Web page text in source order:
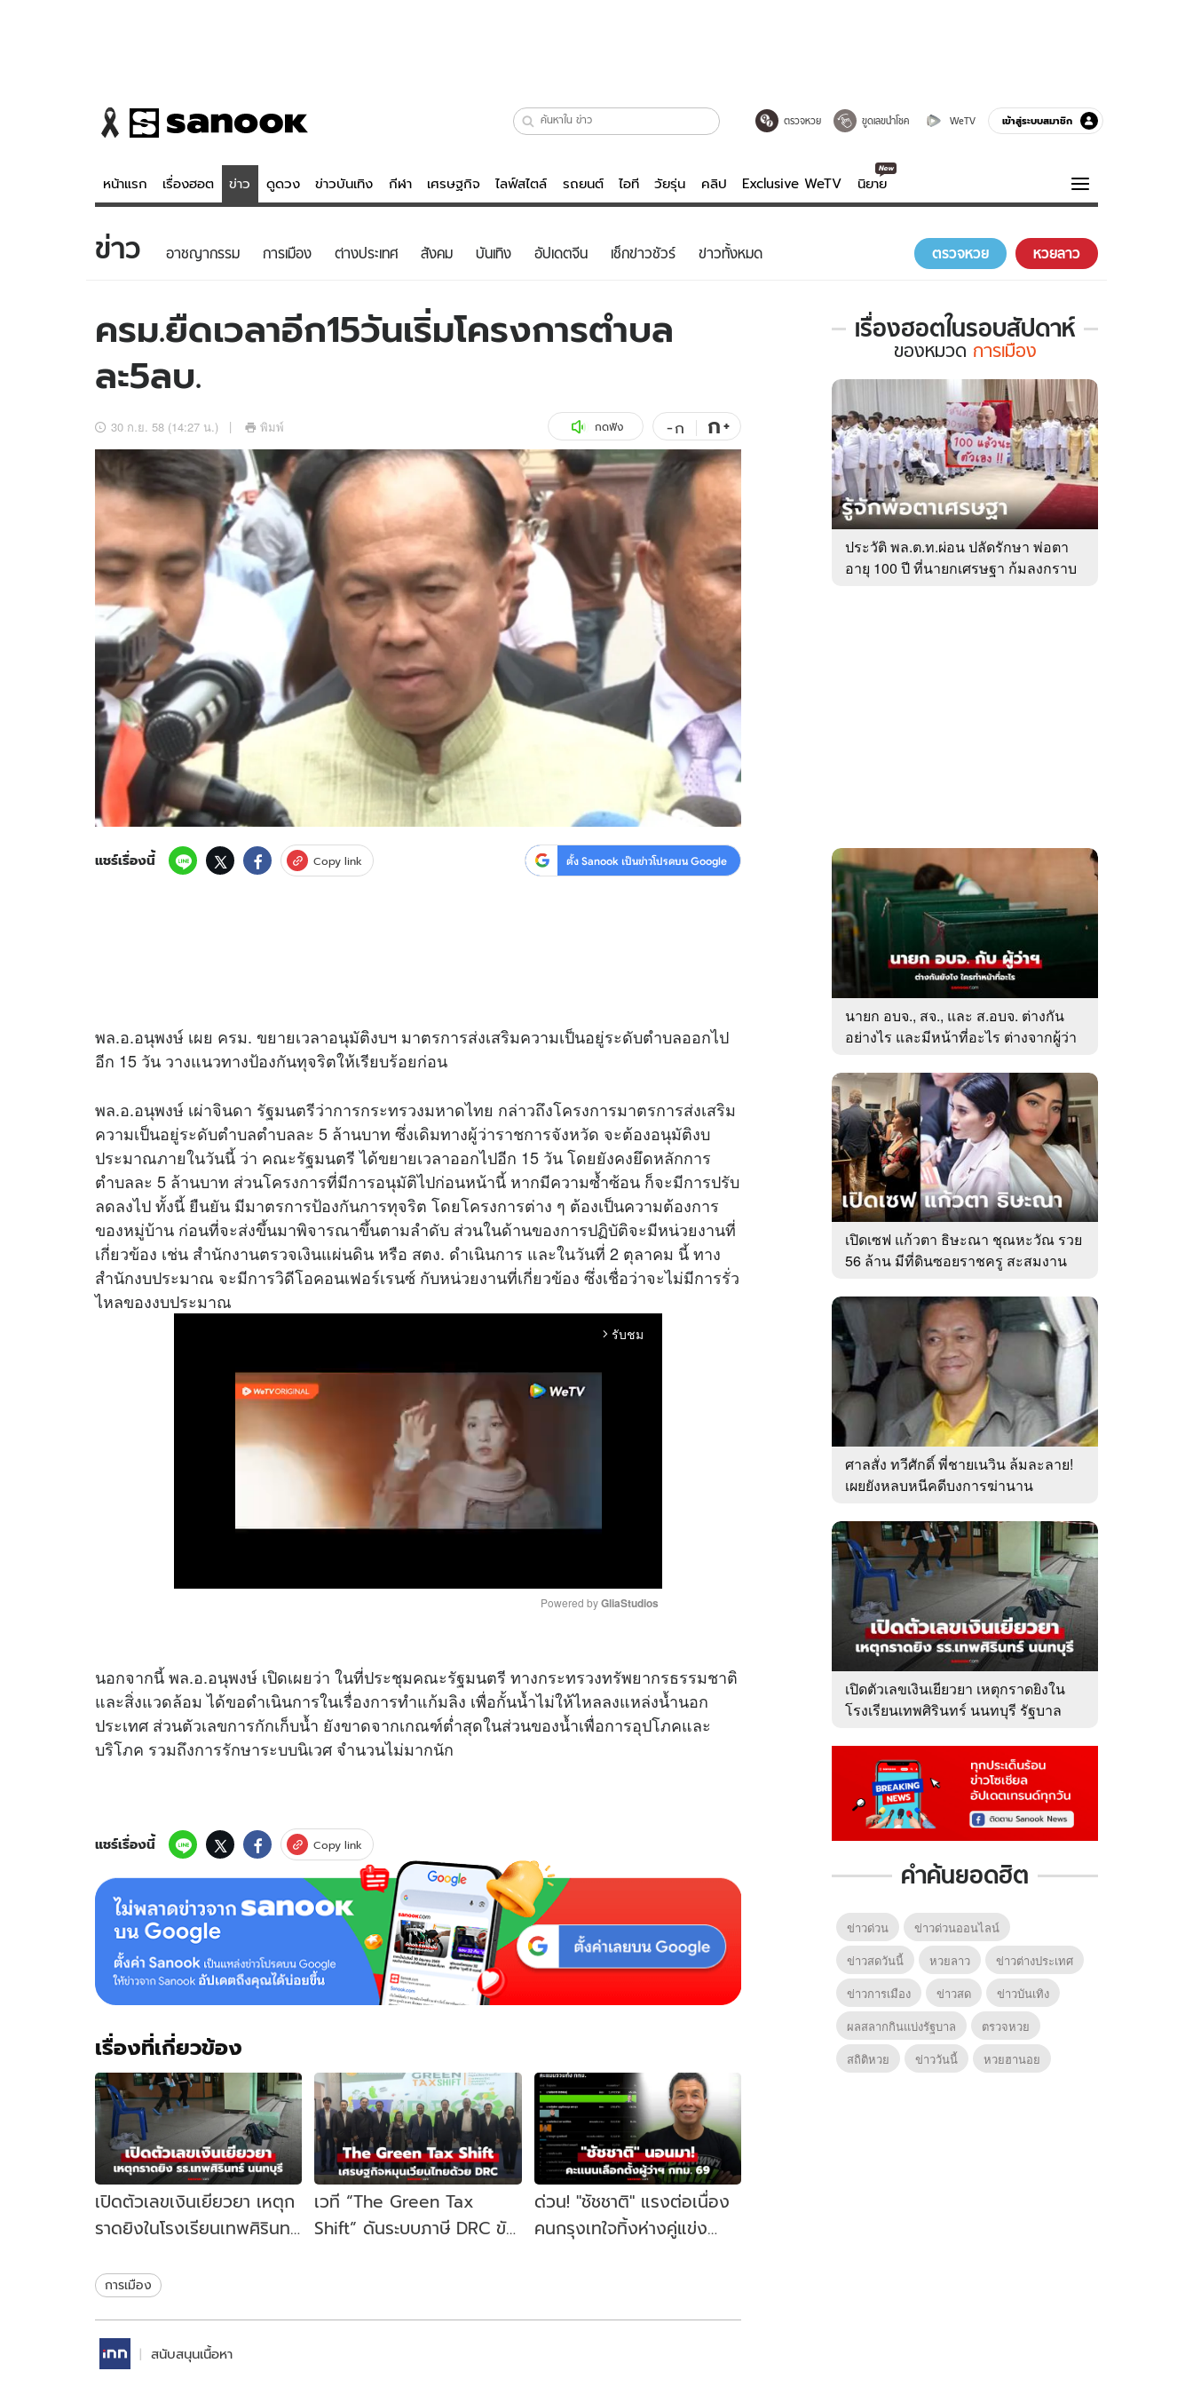
ตรวจหวย ขูดเลขนำโชค WeTV เข้าสู่ระบบสมาชิก
หน้าแรก เรื่องฮอต ข่าว ดูดวง ข่าวบันเทิง กีฬา เศรษฐกิจ ไลฟ์สไตล์ รถยนต์ ไอที วัยรุ่น คลิป Exclusive WeTV นิยาย
ข่าว
ข่าวบันเทิง
ข่าวกีฬา
ข่าวเศรษฐกิจ
อัปเดตจีน
เช็กข่าวชัวร์
ดูดวง - ตรวจหวย
สถิติหวยไทย
ไลฟ์สไตล์
วัยรุ่น
สุขภาพ
เที่ยว-กิน
Tasteful Thailand
Sanook Choice
บันเทิงครบรส
ดูทีวี
WeTV
นิยาย
ความรู้รอบตัว
ฮาวทู
ดาวน์โหลดสนุกแอปฟรี ติดตามสนุกโซเชียลได้ที่
สงวนลิขสิทธิ์ © 2569บริษัท อิมเมจ ฟิวเจอร์ (ประเทศไทย) จำกัด
ข่าว อาชญากรรม การเมือง ต่างประเทศ สังคม บันเทิง อัปเดตจีน เช็กข่าวชัวร์ ข่าวทั้งหมด ตรวจหวย หวยลาว
ครม.ยืดเวลาอีก15วันเริ่มโครงการตำบล
ละ5ลบ.
30 ก.ย. 58 (14:27 น.) พิมพ์ กดฟัง -ก ก+
แชร์เรื่องนี้ Copy link ตั้ง Sanook เป็นข่าวโปรดบน Google
พล.อ.อนุพงษ์ เผย ครม. ขยายเวลาอนุมัติงบฯ มาตรการส่งเสริมความเป็นอยู่ระดับตำบลออกไป
อีก 15 วัน วางแนวทางป้องกันทุจริตให้เรียบร้อยก่อน
พล.อ.อนุพงษ์ เผ่าจินดา รัฐมนตรีว่าการกระทรวงมหาดไทย กล่าวถึงโครงการมาตรการส่งเสริม
ความเป็นอยู่ระดับตำบลตำบลละ 5 ล้านบาท ซึ่งเดิมทางผู้ว่าราชการจังหวัด จะต้องอนุมัติงบ
ประมาณภายในวันนี้ ว่า คณะรัฐมนตรี ได้ขยายเวลาออกไปอีก 15 วัน โดยยังคงยึดหลักการ
ตำบลละ 5 ล้านบาท ส่วนโครงการที่มีการอนุมัติไปก่อนหน้านี้ หากมีความซ้ำซ้อน ก็จะมีการปรับ
ลดลงไป ทั้งนี้ ยืนยัน มีมาตรการป้องกันการทุจริต โดยโครงการต่าง ๆ ต้องเป็นความต้องการ
ของหมู่บ้าน ก่อนที่จะส่งขึ้นมาพิจารณาขึ้นตามลำดับ ส่วนในด้านของการปฏิบัติจะมีหน่วยงานที่
เกี่ยวข้อง เช่น สำนักงานตรวจเงินแผ่นดิน หรือ สตง. ดำเนินการ และในวันที่ 2 ตุลาคม นี้ ทาง
สำนักงบประมาณ จะมีการวิดีโอคอนเฟอร์เรนซ์ กับหน่วยงานที่เกี่ยวข้อง ซึ่งเชื่อว่าจะไม่มีการรั่ว
ไหลของงบประมาณ
arrow_forward_ios รับชม
u
t
e
Powered by GliaStudios
นอกจากนี้ พล.อ.อนุพงษ์ เปิดเผยว่า ในที่ประชุมคณะรัฐมนตรี ทางกระทรวงทรัพยากรธรรมชาติ
และสิ่งแวดล้อม ได้ขอดำเนินการในเรื่องการทำแก้มลิง เพื่อกั้นน้ำไม่ให้ไหลลงแหล่งน้ำนอก
ประเทศ ส่วนตัวเลขการกักเก็บน้ำ ยังขาดจากเกณฑ์ต่ำสุดในส่วนของน้ำเพื่อการอุปโภคและ
บริโภค รวมถึงการรักษาระบบนิเวศ จำนวนไม่มากนัก
แชร์เรื่องนี้ Copy link
เรื่องที่เกี่ยวข้อง
เปิดตัวเลขเงินเยียวยา เหตุก
ราดยิงในโรงเรียนเทพศิรินทร์
เวที “The Green Tax
Shift” ดันระบบภาษี DRC ขับ
ด่วน! "ชัชชาติ" แรงต่อเนื่อง
คนกรุงเทใจทิ้งห่างคู่แข่ง
การเมือง
สนับสนุนเนื้อหา
เรื่องฮอตในรอบสัปดาห์
เรื่อง
ใน
สัปดาห์
ของ
หมวด
การเมือง
ของหมวด การเมือง
ประวัติ พล.ต.ท.ผ่อน ปลัดรักษา พ่อตา
อายุ 100 ปี ที่นายกเศรษฐา ก้มลงกราบ
นายก อบจ., สจ., และ ส.อบจ. ต่างกัน
อย่างไร และมีหน้าที่อะไร ต่างจากผู้ว่า
เปิดเซฟ แก้วตา ธิษะณา ชุณหะวัณ รวย
56 ล้าน มีที่ดินซอยราชครู สะสมงาน
ศาลสั่ง ทวีศักดิ์ พี่ชายเนวิน ล้มละลาย!
เผยยังหลบหนีคดีบงการฆ่านาน
เปิดตัวเลขเงินเยียวยา เหตุกราดยิงใน
โรงเรียนเทพศิรินทร์ นนทบุรี รัฐบาล
คำค้นยอดฮิต
ข่าวด่วน
ข่าวด่วนออนไลน์
ข่าวสดวันนี้
หวยลาว
ข่าวต่างประเทศ
ข่าวการเมือง
ข่าวสด
ข่าวบันเทิง
ผลสลากกินแบ่งรัฐบาล
ตรวจหวย
สถิติหวย
ข่าววันนี้ หวยฮานอย